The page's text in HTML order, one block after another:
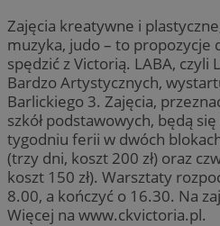
Zajęcia kreatywne i
muzyka, judo – to propozycje
spędzić z Victorią. LABA,
Bardzo Artystycznych,
Barlickiego 3. Zajęcia,
szkół podstawowych, będą
tygodniu ferii w dwóch
(trzy dni, koszt 200 zł) oraz
koszt 150 zł). Warsztaty
8.00, a kończyć o 16.30. Na
Więcej na www.ckvictoria.pl.